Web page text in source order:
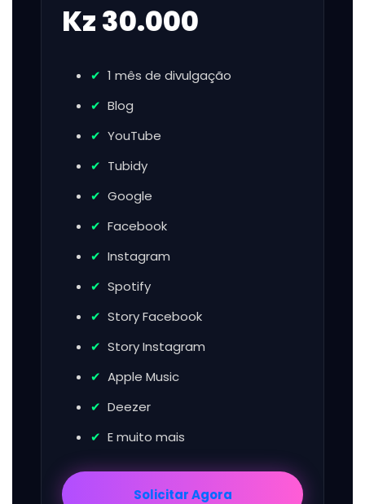
Kz 30.000
1 mês de divulgação
Blog
YouTube
Tubidy
Google
Facebook
Instagram
Spotify
Story Facebook
Story Instagram
Apple Music
Deezer
E muito mais
Solicitar Agora